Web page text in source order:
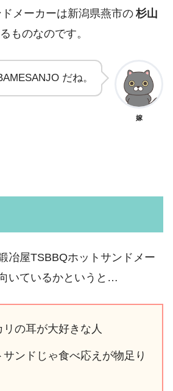
メーカーは新潟県燕市の杉山
ものなのです。
だね。
嫁
冶屋TSBBQホットサンドメー
いているかというと…
の耳が大好きな人
ンドじゃ食べ応えが物足り